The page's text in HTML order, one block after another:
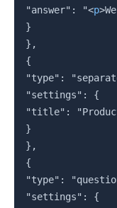
"answer": "<p>
}
},
{
"type":
"settings": {
"title":
}
},
{
"type":
"settings": {